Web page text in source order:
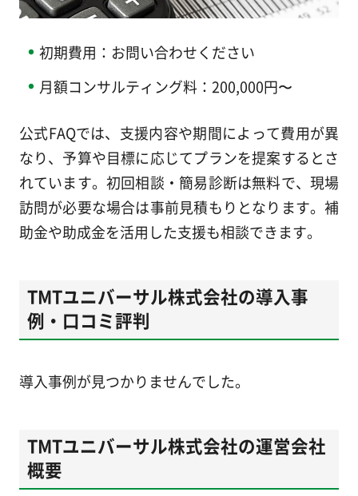
初期費用：お問い合わせください
月額コンサルティング料：200,000円〜
公式FAQでは、支援内容や期間によって費用が異
なり、予算や目標に応じてプランを提案するとさ
れています。初回相談・簡易診断は無料で、現場
訪問が必要な場合は事前見積もりとなります。補
助金や助成金を活用した支援も相談できます。
TMTユニバーサル株式会社の導入事
例・口コミ評判
導入事例が見つかりませんでした。
TMTユニバーサル株式会社の運営会社
概要